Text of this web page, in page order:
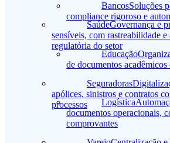
BancosSoluções
compliance rigoroso e
Educação
de documentos
Logística
documentos operacionais,
comprovantes
SaúdeGovernança e
sensíveis, com rastreabilidade
regulatória do setor
Seguradoras
apólices, sinistros e contratos
processos